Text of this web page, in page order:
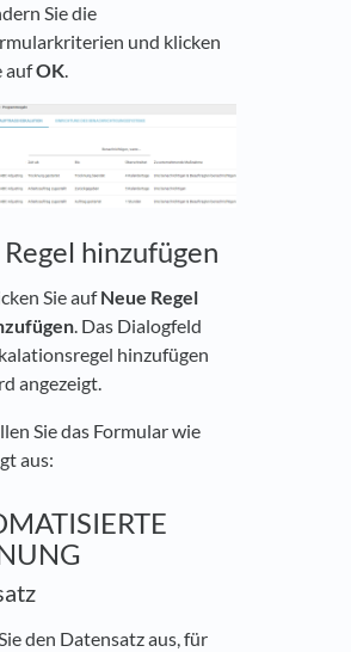
Sie die
und klicken
aufOK.
hinzufügen
Sie aufNeue Regel
. Das Dialogfeld
hinzufügen
angezeigt.
Sie das Formular wie
aus:
den Datensatz aus, für